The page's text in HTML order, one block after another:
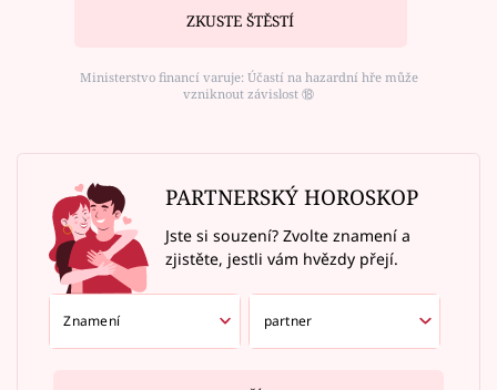
ZKUSTE ŠTĚSTÍ
Ministerstvo financí varuje: Účastí na hazardní hře může
vzniknout závislost ⑱
PARTNERSKÝ HOROSKOP
Jste si souzení? Zvolte znamení a
zjistěte, jestli vám hvězdy přejí.